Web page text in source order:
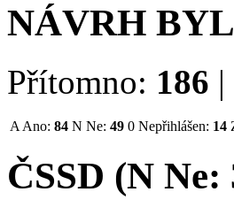
NÁVRH
Přítomno: 186 |
A Ano: 84 N Ne: 49 0 Nepřihlášen: 14
ČSSD (N Ne: